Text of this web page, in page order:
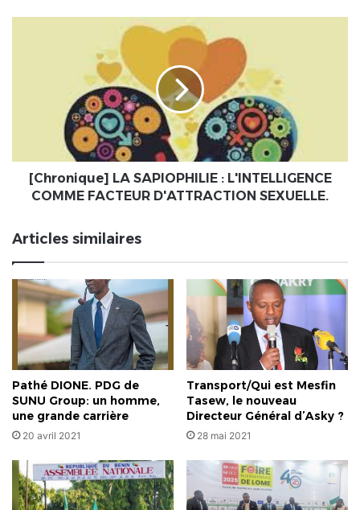
L'INTELLIGENCE
D'ATTRACTION
[Chronique] LA SAPIOPHILIE : L'INTELLIGENCE
COMME FACTEUR D'ATTRACTION SEXUELLE.
Articles similaires
Pathé DIONE. PDG de
SUNU Group: un homme,
une grande carrière
20 avril 2021
Transport/Qui est Mesfin
Tasew, le nouveau
Directeur Général d’Asky ?
28 mai 2021